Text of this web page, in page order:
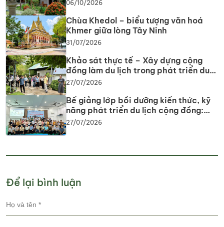
06/10/2026
Chùa Khedol – biểu tượng văn hoá
Khmer giữa lòng Tây Ninh
31/07/2026
Khảo sát thực tế – Xây dựng cộng
đồng làm du lịch trong phát triển du
lịch cộng đồng tại tỉnh Tây Ninh
27/07/2026
Bế giảng lớp bồi dưỡng kiến thức, kỹ
năng phát triển du lịch cộng đồng:
Gắn lý thuyết với thực tiễn, lan tỏa tư
27/07/2026
Để lại bình luận